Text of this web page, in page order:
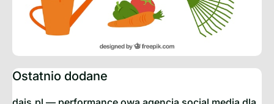
Ostatnio dodane